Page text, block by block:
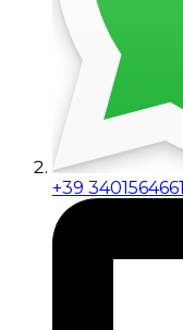
+39 3401564661